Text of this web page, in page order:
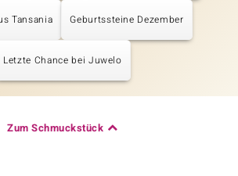
Tansania Geburtssteine Dezember
Letzte Chance bei Juwelo
Zum Schmuckstück